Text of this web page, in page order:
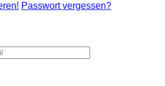
Passwort vergessen?